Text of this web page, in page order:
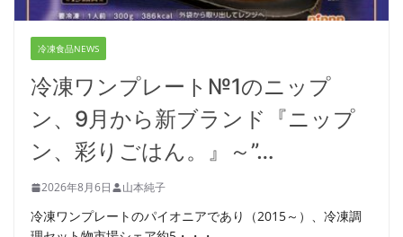
冷凍食品NEWS
冷凍ワンプレート№1のニップ
ン、9月から新ブランド『ニップ
ン、彩りごはん。』～”…
2026年8月6日 山本純子
冷凍ワンプレートのパイオニアであり（2015～）、冷凍調